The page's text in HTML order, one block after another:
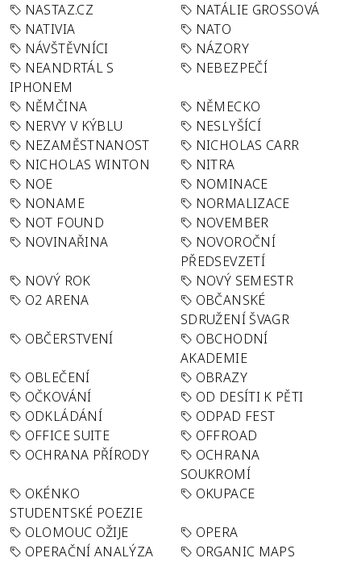
NASTAZ.CZ
NATÁLIE GROSSOVÁ
NATIVIA
NATO
NÁVŠTĚVNÍCI
NÁZORY
NEANDRTÁL S
IPHONEM
NEBEZPEČÍ
NĚMČINA
NĚMECKO
NERVY V KÝBLU
NESLYŠÍCÍ
NEZAMĚSTNANOST
NICHOLAS CARR
NICHOLAS WINTON
NITRA
NOE
NOMINACE
NONAME
NORMALIZACE
NOT FOUND
NOVEMBER
NOVINAŘINA
NOVOROČNÍ
PŘEDSEVZETÍ
NOVÝ ROK
NOVÝ SEMESTR
O2 ARENA
OBČANSKÉ
SDRUŽENÍ ŠVAGR
OBČERSTVENÍ
OBCHODNÍ
AKADEMIE
OBLEČENÍ
OBRAZY
OČKOVÁNÍ
OD DESÍTI K PĚTI
ODKLÁDÁNÍ
ODPAD FEST
OFFICE SUITE
OFFROAD
OCHRANA PŘÍRODY
OCHRANA
SOUKROMÍ
OKÉNKO
STUDENTSKÉ POEZIE
OKUPACE
OLOMOUC OŽIJE
OPERA
OPERAČNÍ ANALÝZA
ORGANIC MAPS